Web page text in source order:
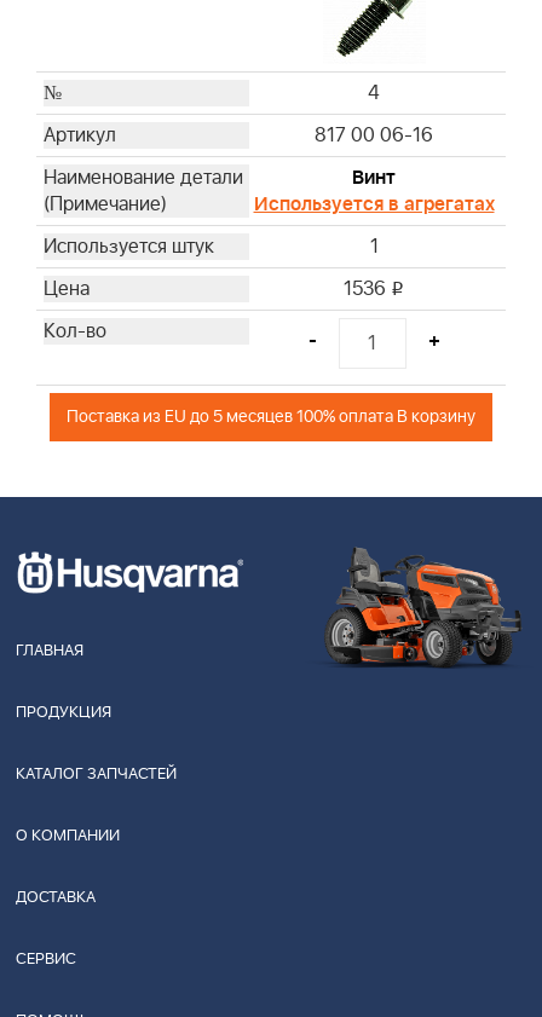
4
817 00 06-16
Винт
Используется в агрегатах
1
1536 i
- +
Поставка из EU до 5 месяцев 100% оплата В корзину
ГЛАВНАЯ
ПРОДУКЦИЯ
КАТАЛОГ ЗАПЧАСТЕЙ
О КОМПАНИИ
ДОСТАВКА
СЕРВИС